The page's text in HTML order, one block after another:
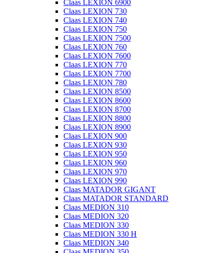
Claas LEXION 6900
Claas LEXION 730
Claas LEXION 740
Claas LEXION 750
Claas LEXION 7500
Claas LEXION 760
Claas LEXION 7600
Claas LEXION 770
Claas LEXION 7700
Claas LEXION 780
Claas LEXION 8500
Claas LEXION 8600
Claas LEXION 8700
Claas LEXION 8800
Claas LEXION 8900
Claas LEXION 900
Claas LEXION 930
Claas LEXION 950
Claas LEXION 960
Claas LEXION 970
Claas LEXION 990
Claas MATADOR GIGANT
Claas MATADOR STANDARD
Claas MEDION 310
Claas MEDION 320
Claas MEDION 330
Claas MEDION 330 H
Claas MEDION 340